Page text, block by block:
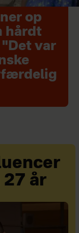
op
hårdt
"Det var
år